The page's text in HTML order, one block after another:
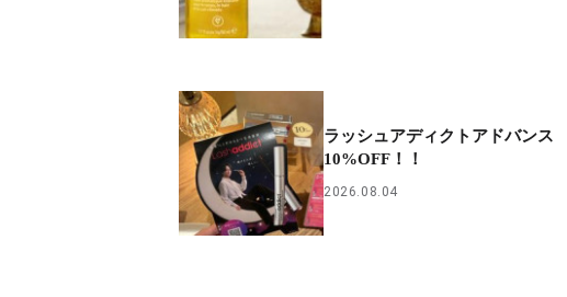
ラッシュアディクトアドバンス
10%OFF！！
2026.08.04